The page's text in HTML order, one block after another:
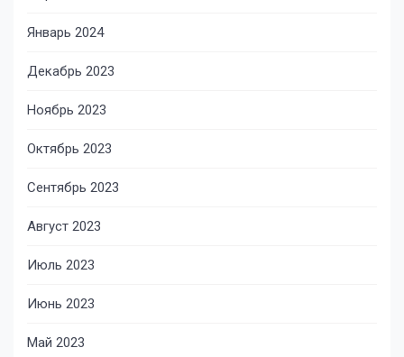
Январь 2024
Декабрь 2023
Ноябрь 2023
Октябрь 2023
Сентябрь 2023
Август 2023
Июль 2023
Июнь 2023
Май 2023